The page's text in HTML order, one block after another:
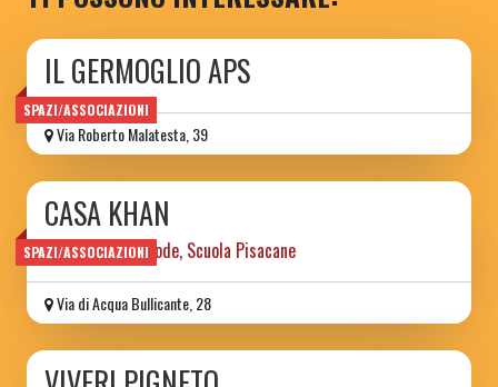
SPAZI/ASSOCIAZIONI
IL GERMOGLIO APS
Via Roberto Malatesta, 39
SPAZI/ASSOCIAZIONI
CASA KHAN
ex casa del custode, Scuola Pisacane
Via di Acqua Bullicante, 28